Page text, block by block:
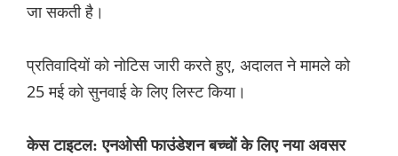
जा सकती है।
प्रतिवादियों को नोटिस जारी करते हुए, अदालत ने मामले को
25 मई को सुनवाई के लिए लिस्ट किया।
केस टाइटल: एनओसी फाउंडेशन बच्चों के लिए नया अवसर